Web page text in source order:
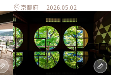
京都府 2026.05.02